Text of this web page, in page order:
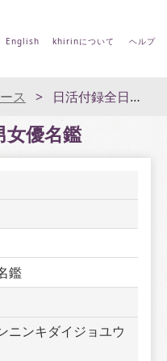
English khirinについて ヘルプ
ス 日活付録全日活人気男女優名鑑
女優名鑑
鑑
ニンキダイジョユウ